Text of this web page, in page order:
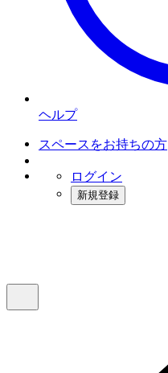
ヘルプ
スペースをお持ちの方
ログイン
新規登録